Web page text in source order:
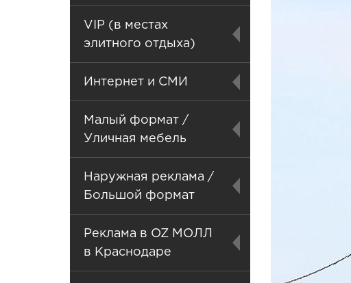
VIP (в местах
элитного отдыха)
Интернет и СМИ
Малый формат /
Уличная мебель
Наружная реклама /
Большой формат
Реклама в OZ МОЛЛ
в Краснодаре